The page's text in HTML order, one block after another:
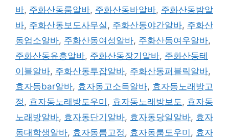
바, 주화산동룸알바, 주화산동바알바, 주화산동밤알
바, 주화산동보도사무실 , 주화산동야간알바, 주화산
동업소알바, 주화산동여성알바, 주화산동여우알바,
주화산동유흥알바, 주화산동장기알바, 주화산동테
이블알바, 주화산동투잡알바, 주화산동퍼블릭알바,
효자동bar알바, 효자동고소득알바, 효자동노래방고
정 , 효자동노래방도우미 , 효자동노래방보도 , 효자동
노래방알바, 효자동단기알바, 효자동당일알바, 효자
동대학생알바, 효자동룸고정 , 효자동룸도우미 , 효자